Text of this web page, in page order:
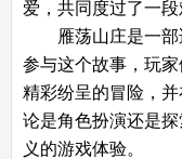
爱，共同度过了一段
雁荡山庄是一部
参与这个故事，玩
精彩纷呈的冒险，
论是角色扮演还是
义的游戏体验。